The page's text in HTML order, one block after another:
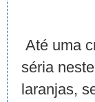
Até uma
séria
laranjas,